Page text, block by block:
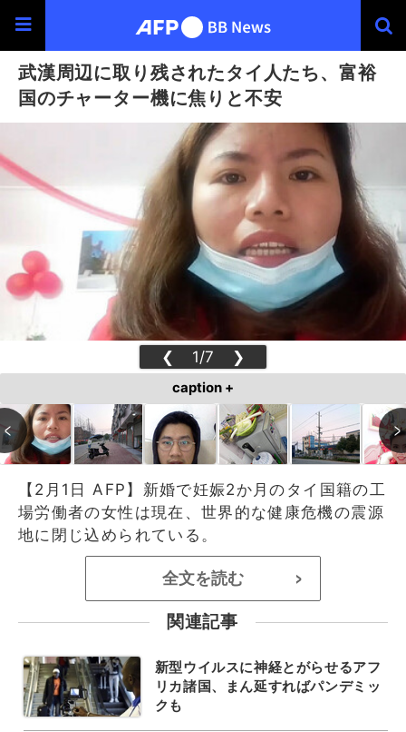
武漢周辺に取り残されたタイ人たち、富裕
国のチャーター機に焦りと不安
❮ 1/7 ❯
caption +
【2月1日 AFP】新婚で妊娠2か月のタイ国籍の工
場労働者の女性は現在、世界的な健康危機の震源
地に閉じ込められている。
全文を読む >
関連記事
新型ウイルスに神経とがらせるアフ
リカ諸国、まん延すればパンデミッ
クも